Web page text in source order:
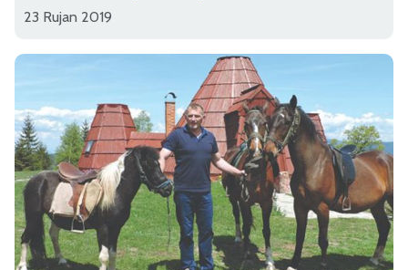
23 Rujan 2019